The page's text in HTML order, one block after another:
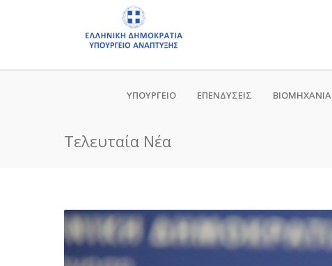
ΥΠΟΥΡΓΕΙΟ ΕΠΕΝΔΥΣΕΙΣ ΒΙΟΜΗΧΑΝΙΑ
Τελευταία Νέα